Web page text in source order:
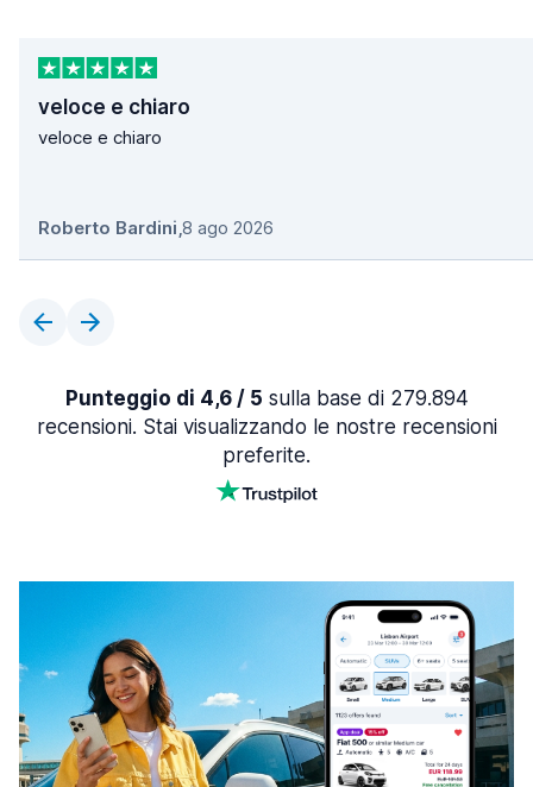
veloce e chiaro
veloce e chiaro
Roberto Bardini,8 ago 2026
Punteggio di 4,6 / 5 sulla base di 279.894
recensioni. Stai visualizzando le nostre recensioni
preferite.